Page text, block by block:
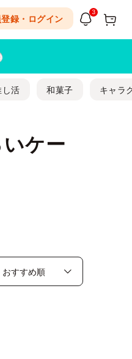
録・ログイン
3
し活 和菓子 キャラ
ケー